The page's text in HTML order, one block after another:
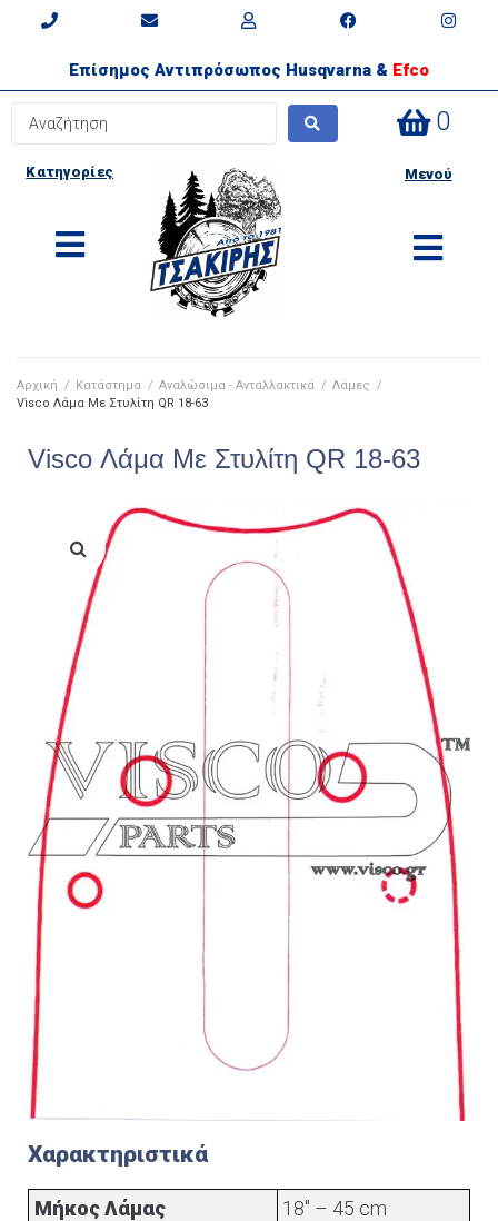
Επίσημος Αντιπρόσωπος Husqvarna & Efco
0
Κατηγορίες Μενού
Αρχική / Κατάστημα / Αναλώσιμα - Ανταλλακτικά / Λάμες /
Visco Λάμα Με Στυλίτη QR 18-63
Visco Λάμα Με Στυλίτη QR 18-63
Χαρακτηριστικά
Μήκος Λάμας
18" – 45 cm